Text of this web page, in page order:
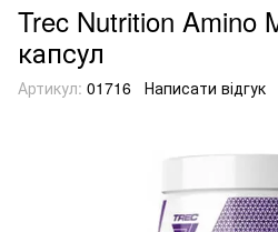
Trec Nutrition Amino
капсул
Артикул: 01716 Написати відгук